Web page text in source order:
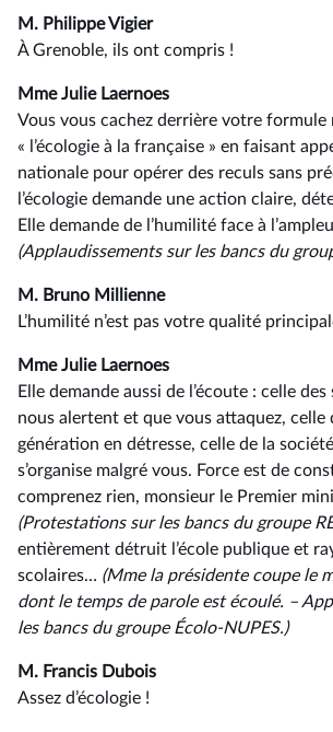
M. Philippe Vigier
À Grenoble, ils ont compris !
Mme Julie Laernoes
Vous vous cachez derrière votre formule
« l’écologie à la française » en faisant
nationale pour opérer des reculs sans
l’écologie demande une action claire,
Elle demande de l’humilité face à
(Applaudissements sur les bancs du
M. Bruno Millienne
L’humilité n’est pas votre qualité
Mme Julie Laernoes
Elle demande aussi de l’écoute : celle
nous alertent et que vous attaquez, celle
génération en détresse, celle de la
s’organise malgré vous. Force est de
comprenez rien, monsieur le Premier
(Protestations sur les bancs du groupe
entièrement détruit l’école publique et
scolaires… (Mme la présidente coupe le
dont le temps de parole est écoulé. –⁠
les bancs du groupe Écolo-NUPES.)
M. Francis Dubois
Assez d’écologie !